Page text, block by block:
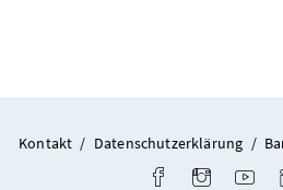
Kontakt / Datenschutzerklärung /
FacebookInstagram